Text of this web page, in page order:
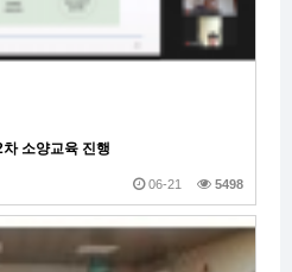
소양교육 진행
06-21 5498